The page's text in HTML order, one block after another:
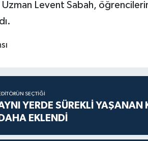
Uzman Levent Sabah,
SEÇTIĞI
YERDE SÜREKLİ YAŞANAN
DAHA EKLENDİ